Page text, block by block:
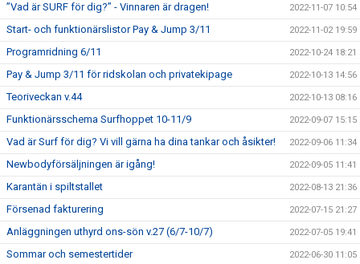
”Vad är SURF för dig?” - Vinnaren är dragen! 2022-11-07 10:54
Start- och funktionärslistor Pay & Jump 3/11 2022-11-02 19:59
Programridning 6/11 2022-10-24 18:21
Pay & Jump 3/11 för ridskolan och privatekipage 2022-10-13 14:56
Teoriveckan v.44 2022-10-13 08:16
Funktionärsschema Surfhoppet 10-11/9 2022-09-07 15:15
Vad är Surf för dig? Vi vill gärna ha dina tankar och åsikter! 2022-09-06 11:34
Newbodyförsäljningen är igång! 2022-09-05 11:41
Karantän i spiltstallet 2022-08-13 21:36
Försenad fakturering 2022-07-15 21:27
Anläggningen uthyrd ons-sön v.27 (6/7-10/7) 2022-07-05 19:41
Sommar och semestertider 2022-06-30 11:05